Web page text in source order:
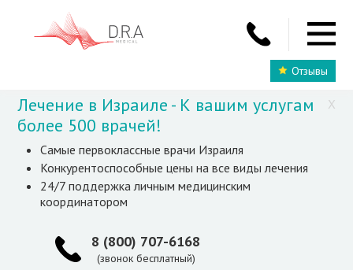
Отзывы
X
Лечение в Израиле - К вашим услугам
более 500 врачей!
Самые первоклассные врачи Израиля
Конкурентоспособные цены на все виды лечения
24/7 поддержка личным медицинским
координатором
8 (800) 707-6168
(звонок бесплатный)